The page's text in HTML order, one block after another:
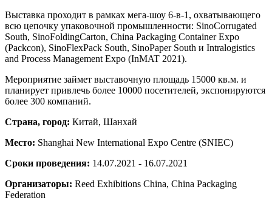
Выставка проходит в рамках мега-шоу 6-в-1, охватывающего
всю цепочку упаковочной промышленности: SinoCorrugated
South, SinoFoldingCarton, China Packaging Container Expo
(Packcon), SinoFlexPack South, SinoPaper South и Intralogistics
and Process Management Expo (InMAT 2021).
Мероприятие займет выставочную площадь 15000 кв.м. и
планирует привлечь более 10000 посетителей, экспонируются
более 300 компаний.
Страна, город: Китай, Шанхай
Место: Shanghai New International Expo Centre (SNIEC)
Сроки проведения: 14.07.2021 - 16.07.2021
Организаторы: Reed Exhibitions China, China Packaging
Federation